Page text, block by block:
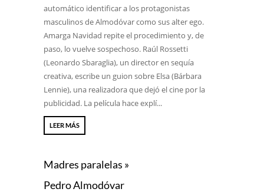
automático identificar a los protagonistas
masculinos de Almodóvar como sus alter ego.
Amarga Navidad repite el procedimiento y, de
paso, lo vuelve sospechoso. Raúl Rossetti
(Leonardo Sbaraglia), un director en sequía
creativa, escribe un guion sobre Elsa (Bárbara
Lennie), una realizadora que dejó el cine por la
publicidad. La película hace explí...
LEER MÁS
Madres paralelas »
Pedro Almodóvar